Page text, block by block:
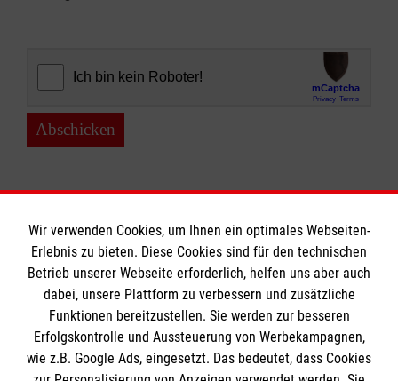
Abschicken
Informationen
Impressum
Datenschutz
Die Malteser
Wir verwenden Cookies, um Ihnen ein optimales Webseiten-
Erlebnis zu bieten. Diese Cookies sind für den technischen
Betrieb unserer Webseite erforderlich, helfen uns aber auch
dabei, unsere Plattform zu verbessern und zusätzliche
Funktionen bereitzustellen. Sie werden zur besseren
Erfolgskontrolle und Aussteuerung von Werbekampagnen,
wie z.B. Google Ads, eingesetzt. Das bedeutet, dass Cookies